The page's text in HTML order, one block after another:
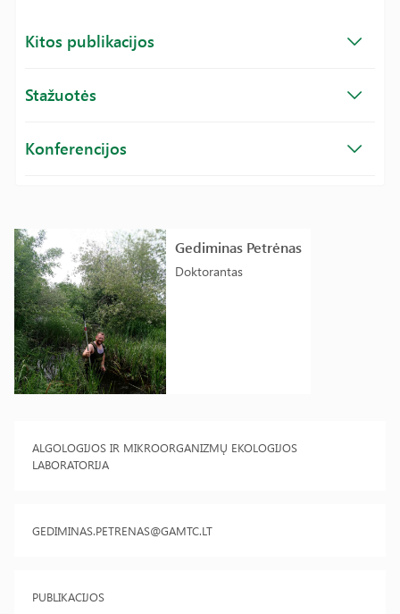
Gediminas Petrėnas
Doktorantas
ALGOLOGIJOS IR MIKROORGANIZMŲ EKOLOGIJOS
LABORATORIJA
GEDIMINAS.PETRENAS@GAMTC.LT
PUBLIKACIJOS
Kitos publikacijos
Stažuotės
Konferencijos